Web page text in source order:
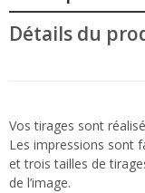
Détails du
Vos tirages sont
Les impressions sont
et trois tailles de
de l’image.